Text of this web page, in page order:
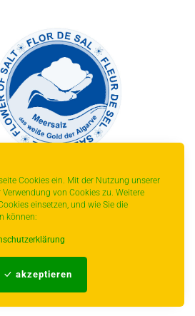
Cookies ein. Mit der Nutzung unserer
von Cookies zu. Weitere
einsetzen, und wie Sie die
können:
akzeptieren
Deutschlands, Lieferzeiten für andere Länder
mit den Versandinformationen.
Versandbedingungen
Datenschutzerklärung